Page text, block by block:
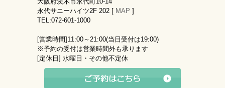
永代サニーハイツ2F 202 [ MAP ]
TEL:072-601-1000
[営業時間] 11:00～21:00(当日受付は19:00)
※予約の受付は営業時間外も承ります
[定休日] 水曜日・その他不定休